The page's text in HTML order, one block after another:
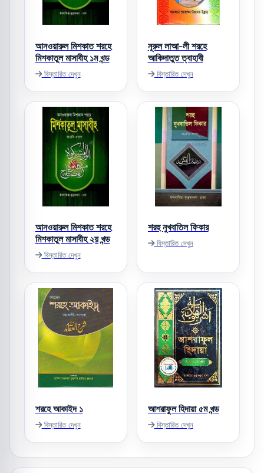
আনওয়ারুল মিশকাত শরহে
মিশকাতুল মাসাবীহ ১ম খন্ড
বিস্তারিত দেখুন
নূরুল লাআ-লী শরহে
আকিদাতুত ত্বাহাবী
বিস্তারিত দেখুন
আনওয়ারুল মিশকাত শরহে
মিশকাতুল মাসাবীহ ২য় খন্ড
বিস্তারিত দেখুন
শরহু নুখবাতিল ফিকার
বিস্তারিত দেখুন
শরহে আকাইদ ১
বিস্তারিত দেখুন
আশরাফুল হিদায়া ৫ম খন্ড
বিস্তারিত দেখুন